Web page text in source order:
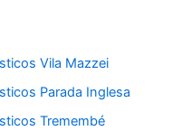
Vila Mazzei
Parada Inglesa
Tremembé